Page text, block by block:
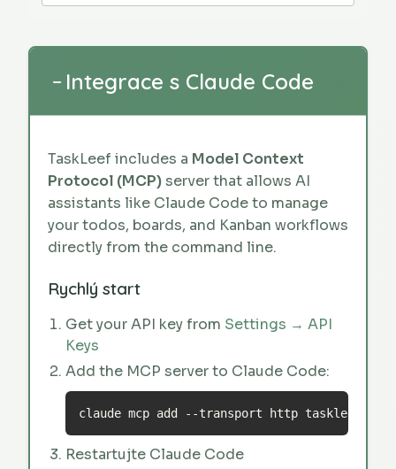
− Integrace s Claude Code
TaskLeef includes a Model Context
Protocol (MCP)server that allows AI
assistants like Claude Code to manage
your todos, boards, and Kanban workflows
directly from the command line.
Rychlý start
Get your API key from Settings → API
Keys
Add the MCP server to Claude Code:
claude mcp add --transport http taskleef
Restartujte Claude Code